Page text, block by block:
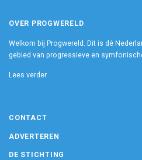
OVER PROGWERELD
Welkom bij Progwereld. Dit is dé
gebied van progressieve en
Lees verder
CONTACT
ADVERTEREN
DE STICHTING